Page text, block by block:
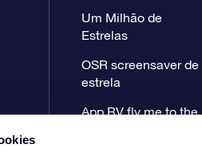
Um Milhão de
Estrelas
OSR screensaver de
estrela
App RV fly me to the